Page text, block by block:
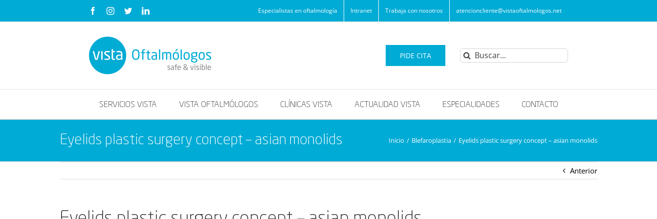
FacebookInstagram
TwitterLinkedIn Especialistas en oftalmología Intranet Trabaja con nosotros atencioncliente@vistaoftalmologos.net
PIDE CITA Buscar:
SERVICIOS VISTA VISTA OFTALMÓLOGOS CLÍNICAS VISTA ACTUALIDAD VISTA ESPECIALIDADES CONTACTO
Eyelids plastic surgery concept – asian monolids Inicio / Blefaroplastia / Eyelids plastic surgery concept – asian monolids
Anterior